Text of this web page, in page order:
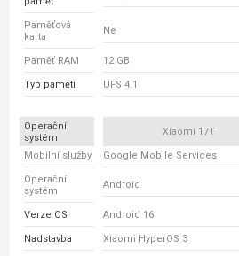
Paměťová
karta
Ne
Paměť RAM 12 GB
Typ paměti UFS 4.1
Operační
systém
Xiaomi 17T
Mobilní služby Google Mobile Services
Operační
systém
Android
Verze OS Android 16
Nadstavba Xiaomi HyperOS 3